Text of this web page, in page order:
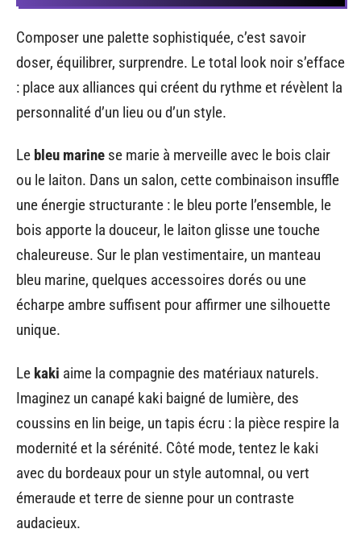
Composer une palette sophistiquée, c’est savoir
doser, équilibrer, surprendre. Le total look noir s’efface
: place aux alliances qui créent du rythme et révèlent la
personnalité d’un lieu ou d’un style.
Le bleu marine se marie à merveille avec le bois clair
ou le laiton. Dans un salon, cette combinaison insuffle
une énergie structurante : le bleu porte l’ensemble, le
bois apporte la douceur, le laiton glisse une touche
chaleureuse. Sur le plan vestimentaire, un manteau
bleu marine, quelques accessoires dorés ou une
écharpe ambre suffisent pour affirmer une silhouette
unique.
Le kaki aime la compagnie des matériaux naturels.
Imaginez un canapé kaki baigné de lumière, des
coussins en lin beige, un tapis écru : la pièce respire la
modernité et la sérénité. Côté mode, tentez le kaki
avec du bordeaux pour un style automnal, ou vert
émeraude et terre de sienne pour un contraste
audacieux.